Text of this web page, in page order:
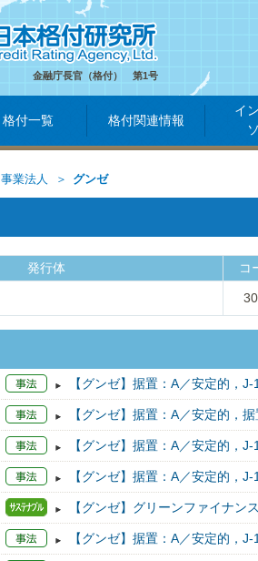
金融庁長官（格付） 第1号
格付一覧 格付関連情報
イ
事業法人 グンゼ
発行体 コ
【グンゼ】据置：A／安定的，J-
【グンゼ】据置：A／安定的，
【グンゼ】据置：A／安定的，J-
【グンゼ】据置：A／安定的，J-
【グンゼ】グリーンファイナ
【グンゼ】据置：A／安定的，J-